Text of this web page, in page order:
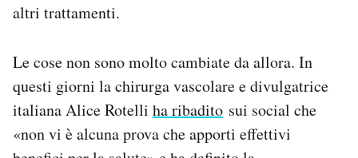
altri trattamenti.
Le cose non sono molto cambiate da allora. In
questi giorni la chirurga vascolare e divulgatrice
italiana Alice Rotelli ha ribadito sui social che
«non vi è alcuna prova che apporti effettivi